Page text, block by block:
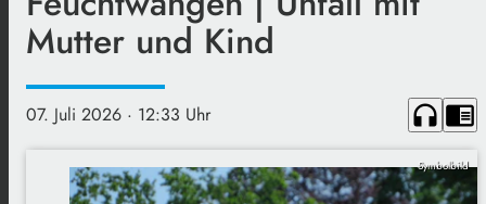
Mutter und Kind
07. Juli 2026 · 12:33 Uhr headphones chrome_reader_mode
Symbolbild